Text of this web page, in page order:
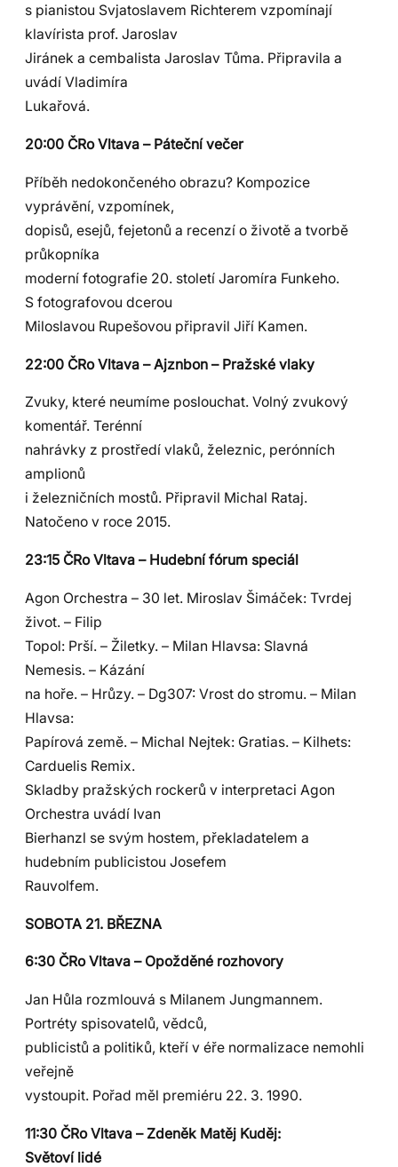
s pianistou Svjatoslavem Richterem vzpomínají
klavírista prof. Jaroslav
Jiránek a cembalista Jaroslav Tůma. Připravila a
uvádí Vladimíra
Lukařová.
20:00 ČRo Vltava – Páteční večer
Příběh nedokončeného obrazu? Kompozice
vyprávění, vzpomínek,
dopisů, esejů, fejetonů a recenzí o životě a tvorbě
průkopníka
moderní fotografie 20. století Jaromíra Funkeho.
S fotografovou dcerou
Miloslavou Rupešovou připravil Jiří Kamen.
22:00 ČRo Vltava – Ajznbon – Pražské vlaky
Zvuky, které neumíme poslouchat. Volný zvukový
komentář. Terénní
nahrávky z prostředí vlaků, železnic, perónních
amplionů
i železničních mostů. Připravil Michal Rataj.
Natočeno v roce 2015.
23:15 ČRo Vltava – Hudební fórum speciál
Agon Orchestra – 30 let. Miroslav Šimáček: Tvrdej
život. – Filip
Topol: Prší. – Žiletky. – Milan Hlavsa: Slavná
Nemesis. – Kázání
na hoře. – Hrůzy. – Dg307: Vrost do stromu. – Milan
Hlavsa:
Papírová země. – Michal Nejtek: Gratias. – Kilhets:
Carduelis Remix.
Skladby pražských rockerů v interpretaci Agon
Orchestra uvádí Ivan
Bierhanzl se svým hostem, překladatelem a
hudebním publicistou Josefem
Rauvolfem.
SOBOTA 21. BŘEZNA
6:30 ČRo Vltava – Opožděné rozhovory
Jan Hůla rozmlouvá s Milanem Jungmannem.
Portréty spisovatelů, vědců,
publicistů a politiků, kteří v éře normalizace nemohli
veřejně
vystoupit. Pořad měl premiéru 22. 3. 1990.
11:30 ČRo Vltava – Zdeněk Matěj Kuděj:
Světoví lidé